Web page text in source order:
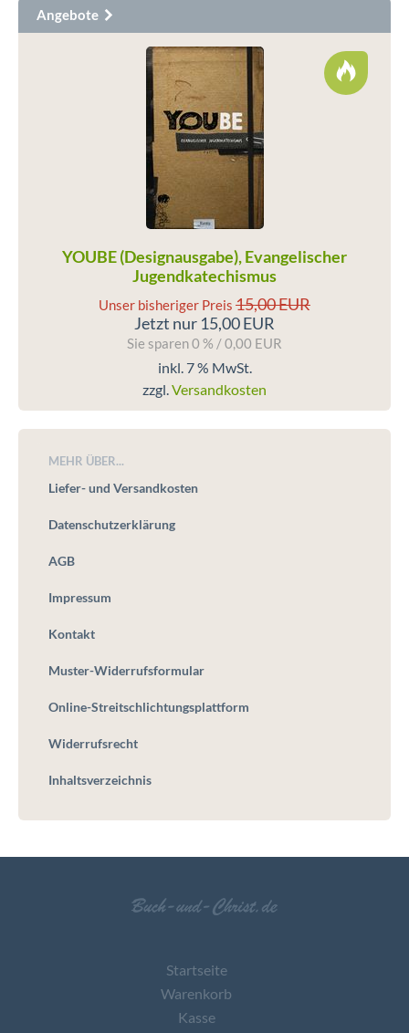
Angebote
YOUBE (Designausgabe), Evangelischer
Jugendkatechismus
Unser bisheriger Preis 15,00 EUR
Jetzt nur 15,00 EUR
Sie sparen 0 % / 0,00 EUR
inkl. 7 % MwSt.
zzgl.Versandkosten
MEHR ÜBER...
Liefer- und Versandkosten
Datenschutzerklärung
AGB
Impressum
Kontakt
Muster-Widerrufsformular
Online-Streitschlichtungsplattform
Widerrufsrecht
Inhaltsverzeichnis
Startseite
Warenkorb
Kasse